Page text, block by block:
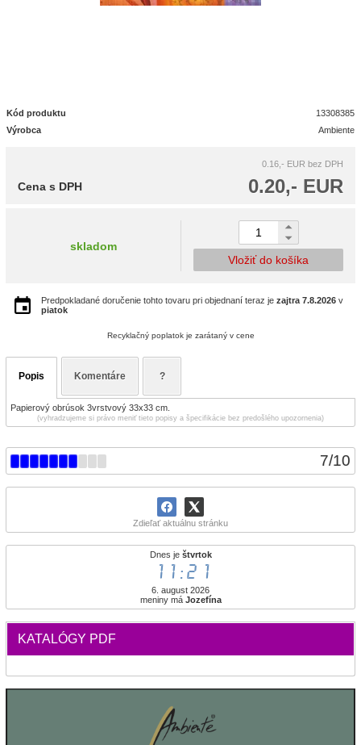
7/10
Zdieľať aktuálnu stránku
Dnes je štvrtok
11:21
6. august 2026
meniny má Jozefína
KATALÓGY PDF
Kód produktu
13308385
Výrobca
Ambiente
0.16,- EUR bez DPH
0.20,- EUR
Cena s DPH
skladom
Vložiť do košíka
Predpokladané doručenie tohto tovaru pri objednaní teraz je zajtra 7.8.2026 v
piatok
Recyklačný poplatok je zarátaný v cene
Popis Komentáre ?
Papierový obrúsok 3vrstvový 33x33 cm.
(vyhradzujeme si právo meniť tieto popisy a špecifikácie bez predošlého upozornenia)